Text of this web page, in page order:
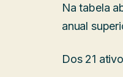
Na tabela
anual
Dos 21